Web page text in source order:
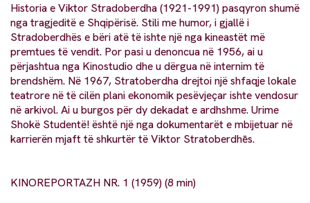
Historia e Viktor Stradoberdha (1921-1991) pasqyron shumë
nga tragjeditë e Shqipërisë. Stili me humor, i gjallë i
Stradoberdhës e bëri atë të ishte një nga kineastët më
premtues të vendit. Por pasi u denoncua në 1956, ai u
përjashtua nga Kinostudio dhe u dërgua në internim të
brendshëm. Në 1967, Stratoberdha drejtoi një shfaqje lokale
teatrore në të cilën plani ekonomik pesëvjeçar ishte vendosur
në arkivol. Ai u burgos për dy dekadat e ardhshme. Urime
Shokë Studentë! është një nga dokumentarët e mbijetuar në
karrierën mjaft të shkurtër të Viktor Stratoberdhēs.
KINOREPORTAZH NR. 1 (1959) (8 min)